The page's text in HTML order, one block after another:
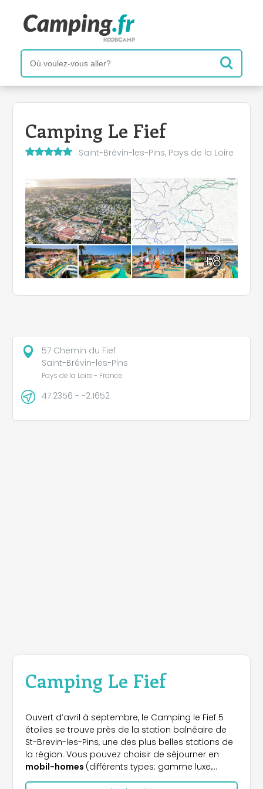
Camping Le Fief
Saint-Brévin-les-Pins, Pays de la Loire
+8
Camping Le Fief
Ouvert d’avril à septembre, le Camping le Fief 5
étoiles se trouve près de la station balnéaire de
St-Brevin-les-Pins, une des plus belles stations de
la région. Vous pouvez choisir de séjourner en
mobil-homes (différents types: gamme luxe,
prestige et confort) ou de louer unemplacement
57 Chemin du Fief
Saint-Brévin-les-Pins
Pays de la Loire - France
47.2356 - -2.1652